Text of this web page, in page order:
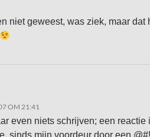
niet geweest, was ziek, maar dat
OM 21:41
even niets schrijven; een reactie
sinds mijn voordeur door een